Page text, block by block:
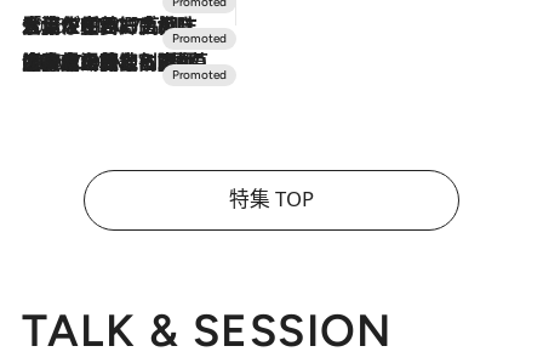
2026.7.17
「土佐和ハーブかき氷」がOMO7高知に登場！生姜、山椒、大葉など目にも舌にも涼を呼ぶ郷土の味
2026.7.10
NEW OPEN！【界 草津】名湯の地に誕生。趣の異なる2種の温泉と上州ならではの会席・蕎麦割烹など美食を味わう究極の癒やし旅
特集 TOP
TALK & SESSION